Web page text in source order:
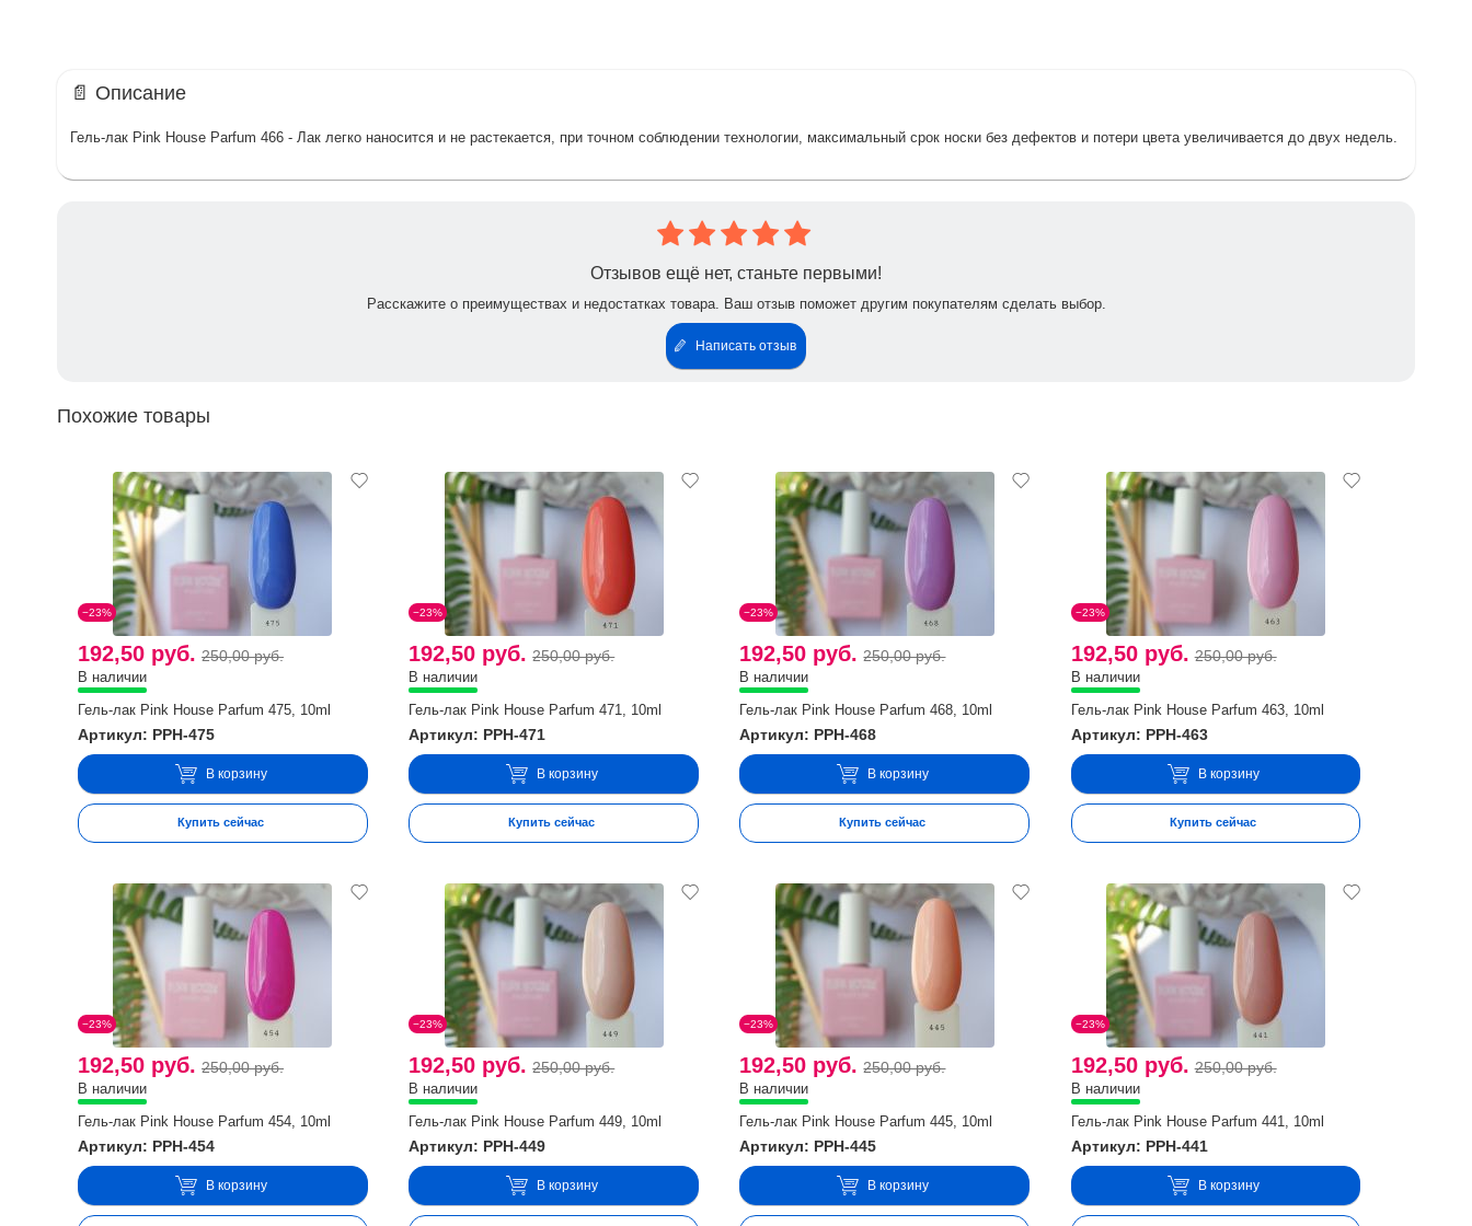
📄 Описание
Гель-лак Pink House Parfum 466 - Лак легко наносится и не растекается, при точном соблюдении технологии, максимальный срок носки без дефектов и потери цвета увеличивается до двух недель.
Отзывов ещё нет, станьте первыми!
Расскажите о преимуществах и недостатках товара. Ваш отзыв поможет другим покупателям сделать выбор.
Написать отзыв
Похожие товары
−23%
192,50 руб. 250,00 руб.
В наличии
Гель-лак Pink House Parfum 475, 10ml
Артикул: PPH-475
В корзину
Купить сейчас
−23%
192,50 руб. 250,00 руб.
В наличии
Гель-лак Pink House Parfum 471, 10ml
Артикул: PPH-471
В корзину
Купить сейчас
−23%
192,50 руб. 250,00 руб.
В наличии
Гель-лак Pink House Parfum 468, 10ml
Артикул: PPH-468
В корзину
Купить сейчас
−23%
192,50 руб. 250,00 руб.
В наличии
Гель-лак Pink House Parfum 463, 10ml
Артикул: PPH-463
В корзину
Купить сейчас
−23%
192,50 руб. 250,00 руб.
В наличии
Гель-лак Pink House Parfum 454, 10ml
Артикул: PPH-454
В корзину
−23%
192,50 руб. 250,00 руб.
В наличии
Гель-лак Pink House Parfum 449, 10ml
Артикул: PPH-449
В корзину
−23%
192,50 руб. 250,00 руб.
В наличии
Гель-лак Pink House Parfum 445, 10ml
Артикул: PPH-445
В корзину
−23%
192,50 руб. 250,00 руб.
В наличии
Гель-лак Pink House Parfum 441, 10ml
Артикул: PPH-441
В корзину